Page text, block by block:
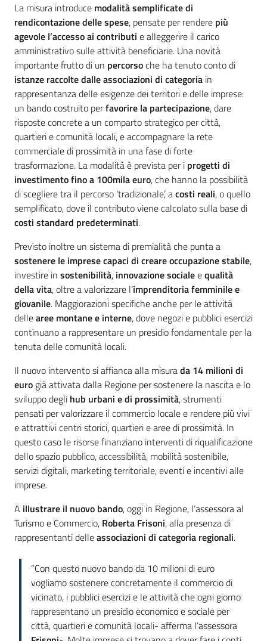
La misura introduce modalità semplificate di
rendicontazione delle spese, pensate per rendere più
agevole l’accesso ai contributi e alleggerire il carico
amministrativo sulle attività beneficiarie. Una novità
importante frutto di un percorsoche ha tenuto conto di
istanze raccolte dalle associazioni di categoria in
rappresentanza delle esigenze dei territori e delle imprese:
un bando costruito perfavorire la partecipazione, dare
risposte concrete a un comparto strategico per città,
quartieri e comunità locali, e accompagnare la rete
commerciale di prossimità in una fase di forte
trasformazione. La modalità è prevista per i progetti di
investimento fino a 100mila euro, che hanno la possibilità
di scegliere tra il percorso ‘tradizionale’, acosti reali, o quello
semplificato, dove il contributo viene calcolato sulla base di
costi standard predeterminati.
Previsto inoltre un sistema di premialità che punta a
sostenere le imprese capaci di creare occupazione stabile,
investire in sostenibilità, innovazione socialeequalità
della vita, oltre a valorizzare l’imprenditoria femminile e
giovanile. Maggiorazioni specifiche anche per le attività
dellearee montane e interne, dove negozi e pubblici esercizi
continuano a rappresentare un presidio fondamentale per la
tenuta delle comunità locali.
Il nuovo intervento si affianca alla misurada 14 milioni di
euro già attivata dalla Regione per sostenere la nascita e lo
sviluppo degli hub urbani e di prossimità, strumenti
pensati per valorizzare il commercio locale e rendere più vivi
e attrattivi centri storici, quartieri e aree di prossimità. In
questo caso le risorse finanziano interventi di riqualificazione
dello spazio pubblico, accessibilità, mobilità sostenibile,
servizi digitali, marketing territoriale, eventi e incentivi alle
imprese.
A illustrare il nuovo bando, oggi in Regione, l’assessora al
Turismo e Commercio, Roberta Frisoni, alla presenza di
rappresentanti delleassociazioni di categoria regionali.
“Con questo nuovo bando da 10 milioni di euro
vogliamo sostenere concretamente il commercio di
vicinato, i pubblici esercizi e le attività che ogni giorno
rappresentano un presidio economico e sociale per
città, quartieri e comunità locali- afferma l’assessora